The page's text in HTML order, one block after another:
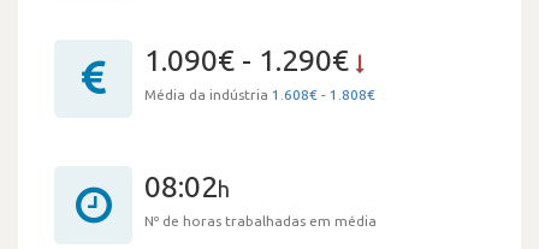
1.090€ - 1.290€
Média da indústria 1.608€ - 1.808€
08:02h
Nº de horas trabalhadas em média